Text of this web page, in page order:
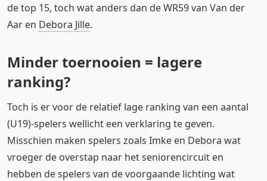
de top 15, toch wat anders dan de WR59 van Van der
Aar en Debora Jille.
Minder toernooien = lagere
ranking?
Toch is er voor de relatief lage ranking van een aantal
(U19)-spelers wellicht een verklaring te geven.
Misschien maken spelers zoals Imke en Debora wat
vroeger de overstap naar het seniorencircuit en
hebben de spelers van de voorgaande lichting wat